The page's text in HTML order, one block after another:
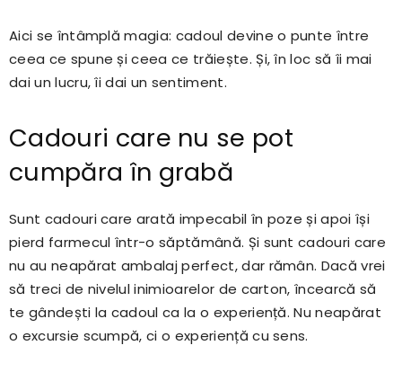
Aici se întâmplă magia: cadoul devine o punte între
ceea ce spune și ceea ce trăiește. Și, în loc să îi mai
dai un lucru, îi dai un sentiment.
Cadouri care nu se pot
cumpăra în grabă
Sunt cadouri care arată impecabil în poze și apoi își
pierd farmecul într-o săptămână. Și sunt cadouri care
nu au neapărat ambalaj perfect, dar rămân. Dacă vrei
să treci de nivelul inimioarelor de carton, încearcă să
te gândești la cadoul ca la o experiență. Nu neapărat
o excursie scumpă, ci o experiență cu sens.